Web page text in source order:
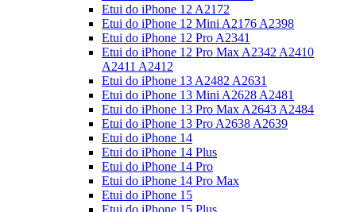
Etui do iPhone 12 A2172
Etui do iPhone 12 Mini A2176 A2398
Etui do iPhone 12 Pro A2341
Etui do iPhone 12 Pro Max A2342 A2410
A2411 A2412
Etui do iPhone 13 A2482 A2631
Etui do iPhone 13 Mini A2628 A2481
Etui do iPhone 13 Pro Max A2643 A2484
Etui do iPhone 13 Pro A2638 A2639
Etui do iPhone 14
Etui do iPhone 14 Plus
Etui do iPhone 14 Pro
Etui do iPhone 14 Pro Max
Etui do iPhone 15
Etui do iPhone 15 Plus